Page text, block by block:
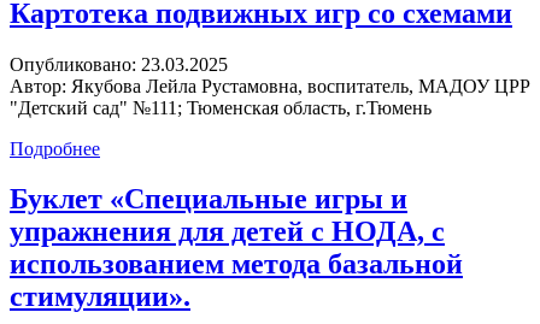
Картотека подвижных игр со схемами
Опубликовано: 23.03.2025
Автор: Якубова Лейла Рустамовна, воспитатель, МАДОУ ЦРР
"Детский сад" №111; Тюменская область, г.Тюмень
Подробнее
Буклет «Специальные игры и
упражнения для детей с НОДА, с
использованием метода базальной
стимуляции».